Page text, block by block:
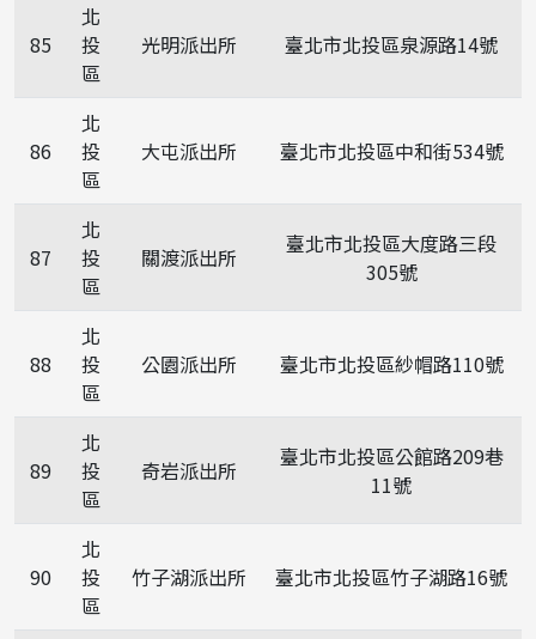
85
北
投
區
光明派出所 臺北市北投區泉源路14號
86
北
投
區
大屯派出所 臺北市北投區中和街534號
87
北
投
區
關渡派出所
臺北市北投區大度路三段
305號
88
北
投
區
公園派出所 臺北市北投區紗帽路110號
89
北
投
區
奇岩派出所
臺北市北投區公館路209巷
11號
90
北
投
區
竹子湖派出所 臺北市北投區竹子湖路16號